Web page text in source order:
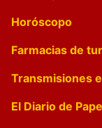
Horóscopo
Farmacias de
Transmisiones
El Diario de